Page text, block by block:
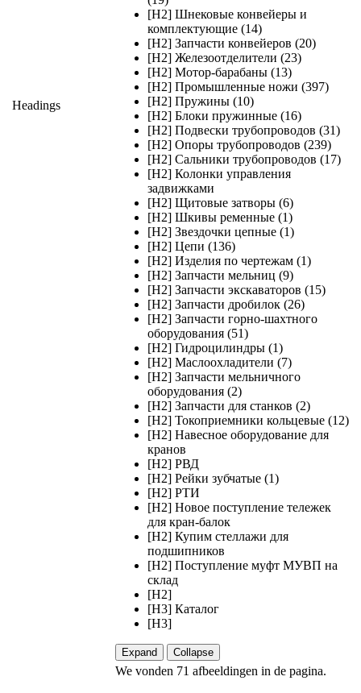
Headings
[H2] Шнековые конвейеры и
комплектующие (14)
[H2] Запчасти конвейеров (20)
[H2] Железоотделители (23)
[H2] Мотор-барабаны (13)
[H2] Промышленные ножи (397)
[H2] Пружины (10)
[H2] Блоки пружинные (16)
[H2] Подвески трубопроводов (31)
[H2] Опоры трубопроводов (239)
[H2] Сальники трубопроводов (17)
[H2] Колонки управления
задвижками
[H2] Щитовые затворы (6)
[H2] Шкивы ременные (1)
[H2] Звездочки цепные (1)
[H2] Цепи (136)
[H2] Изделия по чертежам (1)
[H2] Запчасти мельниц (9)
[H2] Запчасти экскаваторов (15)
[H2] Запчасти дробилок (26)
[H2] Запчасти горно-шахтного
оборудования (51)
[H2] Гидроцилиндры (1)
[H2] Маслоохладители (7)
[H2] Запчасти мельничного
оборудования (2)
[H2] Запчасти для станков (2)
[H2] Токоприемники кольцевые (12)
[H2] Навесное оборудование для
кранов
[H2] РВД
[H2] Рейки зубчатые (1)
[H2] РТИ
[H2] Новое поступление тележек
для кран-балок
[H2] Купим стеллажи для
подшипников
[H2] Поступление муфт МУВП на
склад
[H2]
[H3] Каталог
[H3]
Expand Collapse
We vonden 71 afbeeldingen in de pagina.